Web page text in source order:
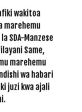
wakitoa
marehemu
SDA-Manzese
Same,
marehemu
wa habari
juzi kwa ajali